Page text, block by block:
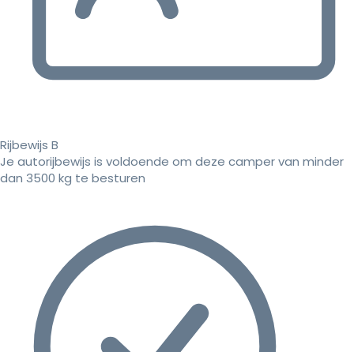
Rijbewijs B
Je autorijbewijs is voldoende om deze camper van minder
dan 3500 kg te besturen